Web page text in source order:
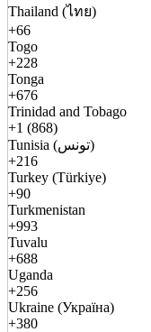
Thailand (ไทย)
+66
Togo
+228
Tonga
+676
Trinidad and Tobago
+1 (868)
Tunisia (تونس)
+216
Turkey (Türkiye)
+90
Turkmenistan
+993
Tuvalu
+688
Uganda
+256
Ukraine (Україна)
+380